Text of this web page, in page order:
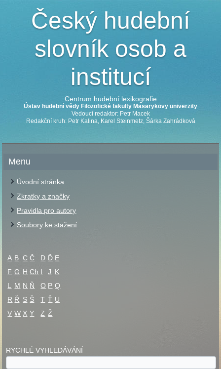
Český hudební
slovník osob a
institucí
Centrum hudební lexikografie
Ústav hudební vědy Filozofické fakulty Masarykovy univerzity
Vedoucí redaktor: Petr Macek
Redakční kruh: Petr Kalina, Karel Steinmetz, Šárka Zahrádková
Menu
Úvodní stránka
Zkratky a značky
Pravidla pro autory
Soubory ke stažení
A B C Č D Ď E
F G H Ch I J K
L
M N Ň O P Q
R Ř S Š T Ť U
V W X Y Z Ž
RYCHLÉ VYHLEDÁVÁNÍ